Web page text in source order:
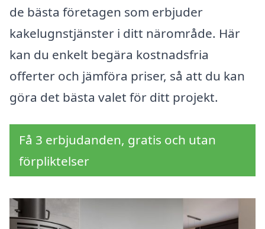
de bästa företagen som erbjuder
kakelugnstjänster i ditt närområde. Här
kan du enkelt begära kostnadsfria
offerter och jämföra priser, så att du kan
göra det bästa valet för ditt projekt.
Få 3 erbjudanden, gratis och utan
förpliktelser